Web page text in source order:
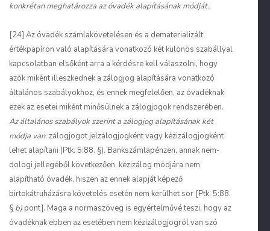
konkrétan meghatározza az óvadék alapításának módját.
[24] Az óvadék számlakövetelésen és a dematerializált
értékpapíron való alapítására vonatkozó két különös szabállyal
kapcsolatban elsőként arra a kérdésre kell válaszolni, hogy
azok miként illeszkednek a zálogjog alapítására vonatkozó
általános szabályokhoz, és ennek megfelelően, az óvadéknak
ezek az esetei miként minősülnek a zálogjogok rendszerében.
Az általános szabályok szerint a zálogjog alapításának két
módja van:zálogjogot jelzálogjogként vagy kézizálogjogként
lehet alapítani (Ptk. 5:88. §). Bankszámlapénzen, annak nem-
dologi jellegéből következően, kézizálog módjára nem
alapítható óvadék, hiszen az ennek alapját képező
birtokátruházásra követelés esetén nem kerülhet sor [Ptk. 5:88.
§ b) pont]. Maga a normaszöveg is egyértelművé teszi, hogy az
óvadéknak ebben az esetében nem kézizálogjogról van szó